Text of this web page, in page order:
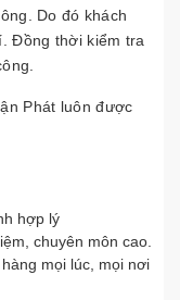
Do đó khách
Đồng thời kiểm tra
Phát luôn được
hợp lý
chuyên môn cao.
mọi lúc, mọi nơi